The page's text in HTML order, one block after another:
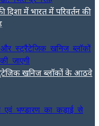
में भारत में परिवर्तन की
खनिज ब्लॉकों के आठवे